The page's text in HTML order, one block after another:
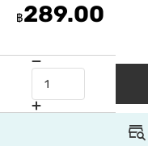
฿289.00